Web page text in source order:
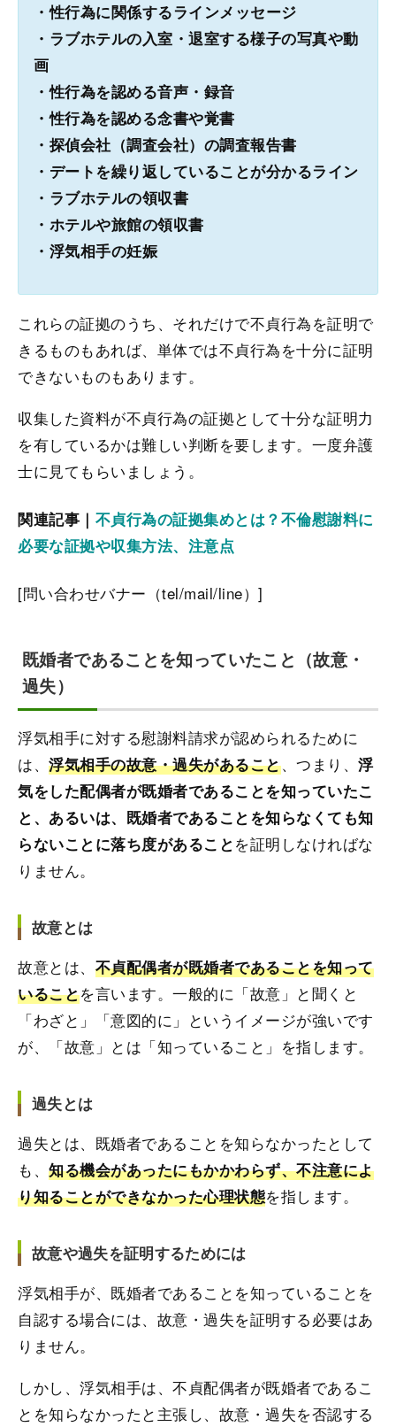
・性行為に関係するラインメッセージ
・ラブホテルの入室・退室する様子の写真や動
画
・性行為を認める音声・録音
・性行為を認める念書や覚書
・探偵会社（調査会社）の調査報告書
・デートを繰り返していることが分かるライン
・ラブホテルの領収書
・ホテルや旅館の領収書
・浮気相手の妊娠
これらの証拠のうち、それだけで不貞行為を証明で
きるものもあれば、単体では不貞行為を十分に証明
できないものもあります。
収集した資料が不貞行為の証拠として十分な証明力
を有しているかは難しい判断を要します。一度弁護
士に見てもらいましょう。
関連記事｜ 不貞行為の証拠集めとは？不倫慰謝料に
必要な証拠や収集方法、注意点
[問い合わせバナー（tel/mail/line）]
既婚者であることを知っていたこと（故意・
過失）
浮気相手に対する慰謝料請求が認められるために
は、浮気相手の故意・過失があること、つまり、浮
気をした配偶者が既婚者であることを知っていたこ
と、あるいは、既婚者であることを知らなくても知
らないことに落ち度があることを証明しなければな
りません。
故意とは
故意とは、 不貞配偶者が既婚者であることを知って
いることを言います。一般的に「故意」と聞くと
「わざと」「意図的に」というイメージが強いです
が、「故意」とは「知っていること」を指します。
過失とは
過失とは、既婚者であることを知らなかったとして
も、知る機会があったにもかかわらず、不注意によ
り知ることができなかった心理状態を指します。
故意や過失を証明するためには
浮気相手が、既婚者であることを知っていることを
自認する場合には、故意・過失を証明する必要はあ
りません。
しかし、浮気相手は、不貞配偶者が既婚者であるこ
とを知らなかったと主張し、故意・過失を否認する